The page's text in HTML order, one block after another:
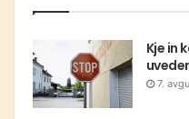
Kje in
7.